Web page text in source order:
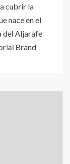
cubrir la
nace en el
del Aljarafe
Brand